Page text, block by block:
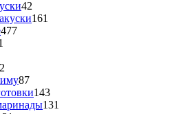
42
161
477
87
143
131